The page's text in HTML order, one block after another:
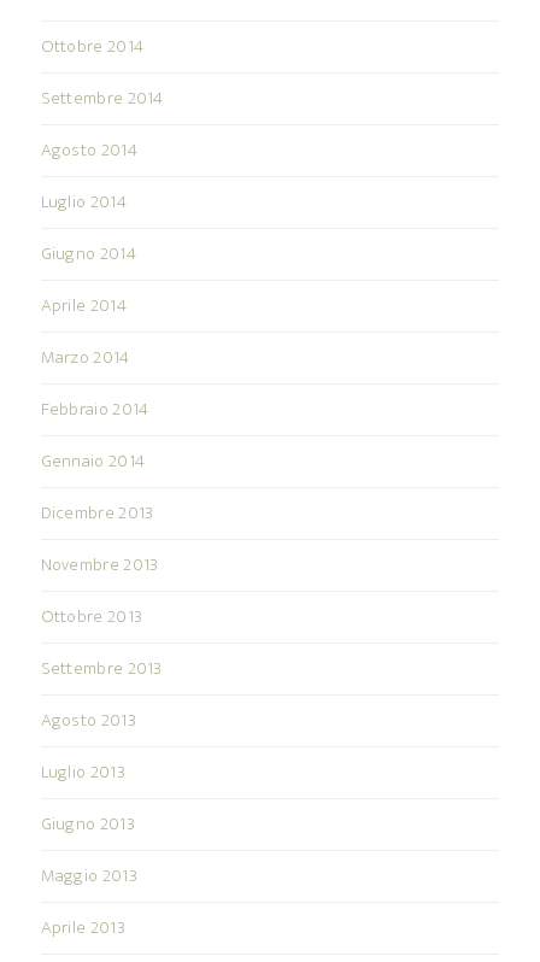
Ottobre 2014
Settembre 2014
Agosto 2014
Luglio 2014
Giugno 2014
Aprile 2014
Marzo 2014
Febbraio 2014
Gennaio 2014
Dicembre 2013
Novembre 2013
Ottobre 2013
Settembre 2013
Agosto 2013
Luglio 2013
Giugno 2013
Maggio 2013
Aprile 2013